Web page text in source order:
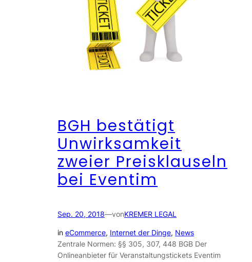
BGH bestätigt
Unwirksamkeit
zweier Preisklauseln
bei Eventim
Sep. 20, 2018—vonKREMER LEGAL
in eCommerce, Internet der Dinge, News
Zentrale Normen: §§ 305, 307, 448 BGB Der
Onlineanbieter für Veranstaltungstickets Eventim